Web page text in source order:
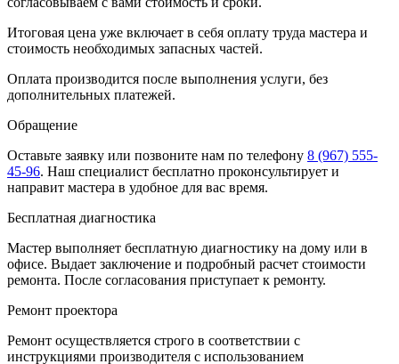
Итоговая цена уже включает в себя оплату труда мастера и
стоимость необходимых запасных частей.
Оплата производится после выполнения услуги, без
дополнительных платежей.
Обращение
Оставьте заявку или позвоните нам по телефону 8 (967) 555-
45-96. Наш специалист бесплатно проконсультирует и
направит мастера в удобное для вас время.
Бесплатная диагностика
Мастер выполняет бесплатную диагностику на дому или в
офисе. Выдает заключение и подробный расчет стоимости
ремонта. После согласования приступает к ремонту.
Ремонт проектора
Ремонт осуществляется строго в соответствии с
инструкциями производителя с использованием